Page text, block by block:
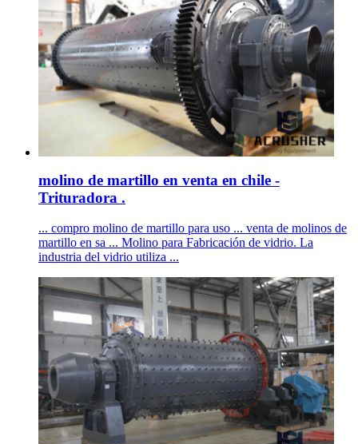
molino de martillo en venta en chile -
Trituradora .
... compro molino de martillo para uso ... venta de molinos de
martillo en sa ... Molino para Fabricación de vidrio. La
industria del vidrio utiliza ...